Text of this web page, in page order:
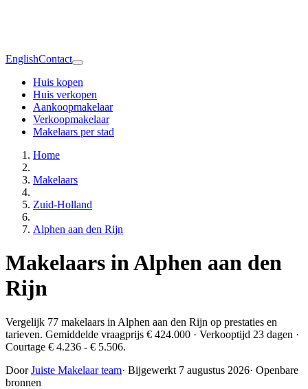
EnglishContact
Huis kopen
Huis verkopen
Aankoopmakelaar
Verkoopmakelaar
Makelaars per stad
Home
Makelaars
Zuid-Holland
Alphen aan den Rijn
Makelaars in Alphen aan den
Rijn
Vergelijk 77 makelaars in Alphen aan den Rijn op prestaties en
tarieven. Gemiddelde vraagprijs € 424.000 · Verkooptijd 23 dagen ·
Courtage € 4.236 - € 5.506.
DoorJuiste Makelaar team· Bijgewerkt 7 augustus 2026· Openbare
bronnen